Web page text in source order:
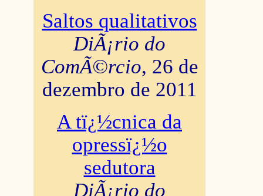
Saltos qualitativos
DiÃ¡rio do
ComÃ©rcio, 26 de
dezembro de 2011
A tï¿½cnica da
opressï¿½o
sedutora
DiÃ¡rio do